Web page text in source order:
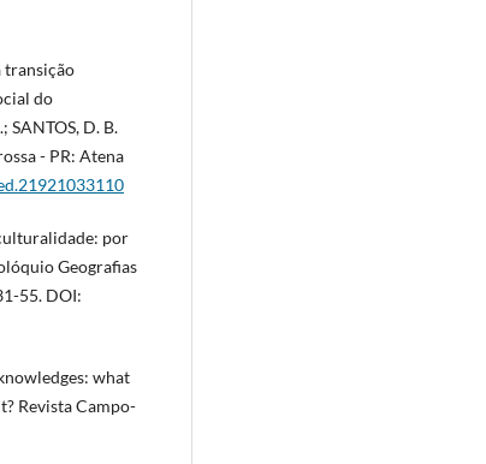
transição
do
SANTOS, D. B.
- PR: Atena
por
Geografias
55. DOI:
what
Revista Campo-